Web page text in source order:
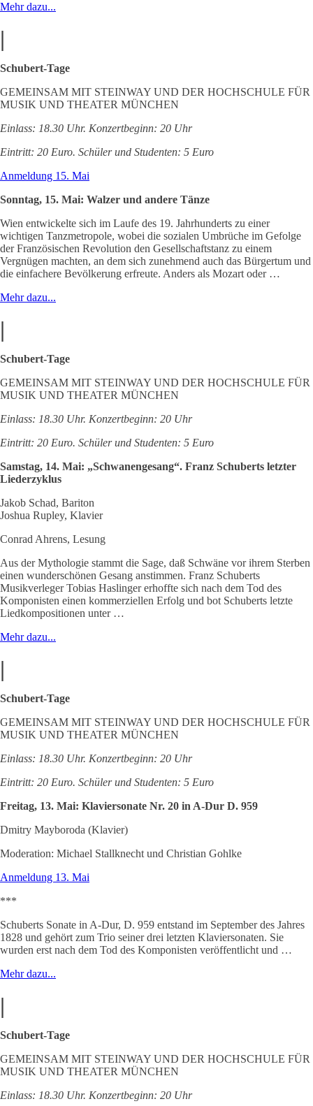
Mehr dazu...
|
Schubert-Tage
GEMEINSAM MIT STEINWAY UND DER HOCHSCHULE FÜR
MUSIK UND THEATER MÜNCHEN
Einlass: 18.30 Uhr. Konzertbeginn: 20 Uhr
Eintritt: 20 Euro. Schüler und Studenten: 5 Euro
Anmeldung 15. Mai
Sonntag, 15. Mai: Walzer und andere Tänze
Wien entwickelte sich im Laufe des 19. Jahrhunderts zu einer
wichtigen Tanzmetropole, wobei die sozialen Umbrüche im Gefolge
der Französischen Revolution den Gesellschaftstanz zu einem
Vergnügen machten, an dem sich zunehmend auch das Bürgertum und
die einfachere Bevölkerung erfreute. Anders als Mozart oder …
Mehr dazu...
|
Schubert-Tage
GEMEINSAM MIT STEINWAY UND DER HOCHSCHULE FÜR
MUSIK UND THEATER MÜNCHEN
Einlass: 18.30 Uhr. Konzertbeginn: 20 Uhr
Eintritt: 20 Euro. Schüler und Studenten: 5 Euro
Samstag, 14. Mai: „Schwanengesang“. Franz Schuberts letzter
Liederzyklus
Jakob Schad, Bariton
Joshua Rupley, Klavier
Conrad Ahrens, Lesung
Aus der Mythologie stammt die Sage, daß Schwäne vor ihrem Sterben
einen wunderschönen Gesang anstimmen. Franz Schuberts
Musikverleger Tobias Haslinger erhoffte sich nach dem Tod des
Komponisten einen kommerziellen Erfolg und bot Schuberts letzte
Liedkompositionen unter …
Mehr dazu...
|
Schubert-Tage
GEMEINSAM MIT STEINWAY UND DER HOCHSCHULE FÜR
MUSIK UND THEATER MÜNCHEN
Einlass: 18.30 Uhr. Konzertbeginn: 20 Uhr
Eintritt: 20 Euro. Schüler und Studenten: 5 Euro
Freitag, 13. Mai: Klaviersonate Nr. 20 in A-Dur D. 959
Dmitry Mayboroda (Klavier)
Moderation: Michael Stallknecht und Christian Gohlke
Anmeldung 13. Mai
***
Schuberts Sonate in A-Dur, D. 959 entstand im September des Jahres
1828 und gehört zum Trio seiner drei letzten Klaviersonaten. Sie
wurden erst nach dem Tod des Komponisten veröffentlicht und …
Mehr dazu...
|
Schubert-Tage
GEMEINSAM MIT STEINWAY UND DER HOCHSCHULE FÜR
MUSIK UND THEATER MÜNCHEN
Einlass: 18.30 Uhr. Konzertbeginn: 20 Uhr